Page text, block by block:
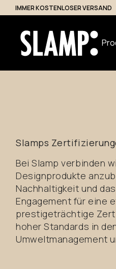
IMMER KOSTENLOSER VERSAND
Pendelleuchten
Tischleuchten
Wandleuchten
Stehleuchten
Decken
Step
in Italy
Slamps
Bei Slamp verbinden
Designprodukte
Nachhaltigkeit und
Engagement für eine
prestigeträchtige
hoher Standards in
Umweltmanagement